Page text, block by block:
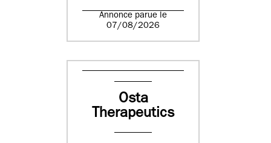
Annonce parue le
07/08/2026
Osta
Therapeutics